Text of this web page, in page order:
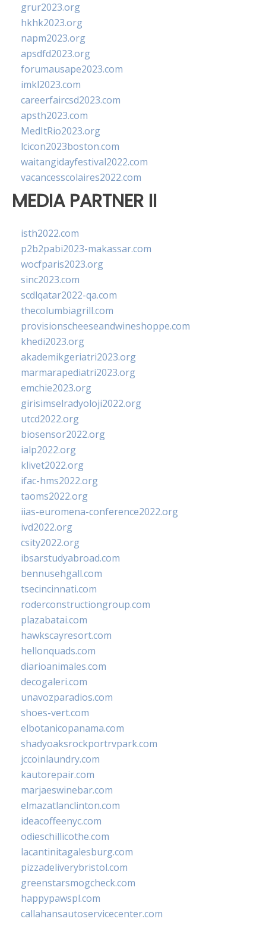
grur2023.org
hkhk2023.org
napm2023.org
apsdfd2023.org
forumausape2023.com
imkl2023.com
careerfaircsd2023.com
apsth2023.com
MedItRio2023.org
lcicon2023boston.com
waitangidayfestival2022.com
vacancesscolaires2022.com
MEDIA PARTNER II
isth2022.com
p2b2pabi2023-makassar.com
wocfparis2023.org
sinc2023.com
scdlqatar2022-qa.com
thecolumbiagrill.com
provisionscheeseandwineshoppe.com
khedi2023.org
akademikgeriatri2023.org
marmarapediatri2023.org
emchie2023.org
girisimselradyoloji2022.org
utcd2022.org
biosensor2022.org
ialp2022.org
klivet2022.org
ifac-hms2022.org
taoms2022.org
iias-euromena-conference2022.org
ivd2022.org
csity2022.org
ibsarstudyabroad.com
bennusehgall.com
tsecincinnati.com
roderconstructiongroup.com
plazabatai.com
hawkscayresort.com
hellonquads.com
diarioanimales.com
decogaleri.com
unavozparadios.com
shoes-vert.com
elbotanicopanama.com
shadyoaksrockportrvpark.com
jccoinlaundry.com
kautorepair.com
marjaeswinebar.com
elmazatlanclinton.com
ideacoffeenyc.com
odieschillicothe.com
lacantinitagalesburg.com
pizzadeliverybristol.com
greenstarsmogcheck.com
happypawspl.com
callahansautoservicecenter.com